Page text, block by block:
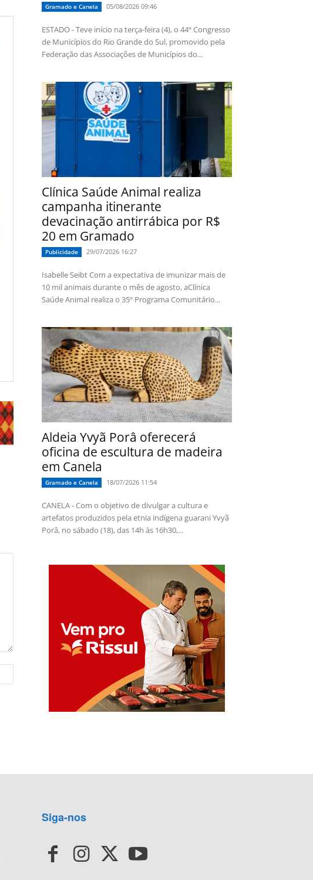
Gramado e Canela 05/08/2026 09:46
ESTADO - Teve início na terça-feira (4), o 44º Congresso
de Municípios do Rio Grande do Sul, promovido pela
Federação das Associações de Municípios do...
Clínica Saúde Animal realiza
campanha itinerante
devacinação antirrábica por R$
20 em Gramado
Publicidade 29/07/2026 16:27
Isabelle Seibt Com a expectativa de imunizar mais de
10 mil animais durante o mês de agosto, aClínica
Saúde Animal realiza o 35º Programa Comunitário...
Aldeia Yvyã Porâ oferecerá
oficina de escultura de madeira
em Canela
Gramado e Canela 18/07/2026 11:54
CANELA - Com o objetivo de divulgar a cultura e
artefatos produzidos pela etnia indígena guarani Yvyã
Porâ, no sábado (18), das 14h às 16h30,...
Siga-nos